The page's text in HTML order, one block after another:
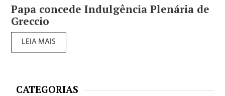
Papa concede Indulgência Plenária de
Greccio
LEIA MAIS
CATEGORIAS